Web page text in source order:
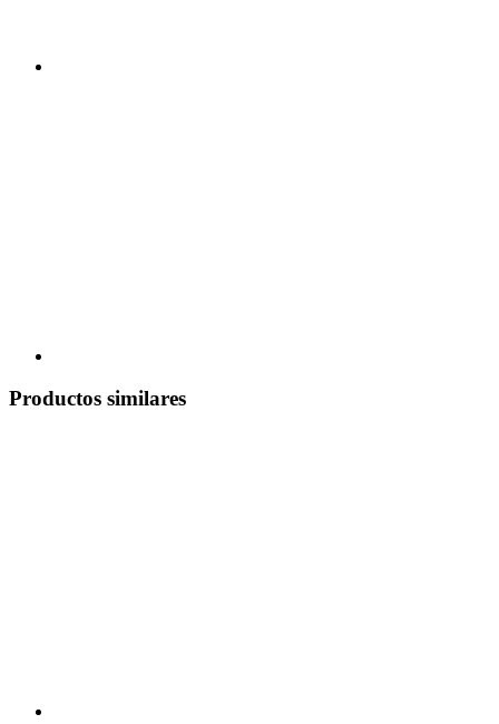
Productos similares